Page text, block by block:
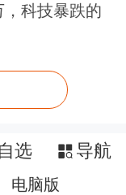
，科技暴跌的
自选 导航
电脑版